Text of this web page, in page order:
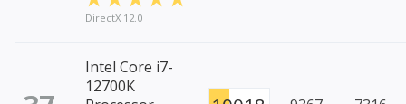
DirectX 12.0
Intel Core i7-
12700K